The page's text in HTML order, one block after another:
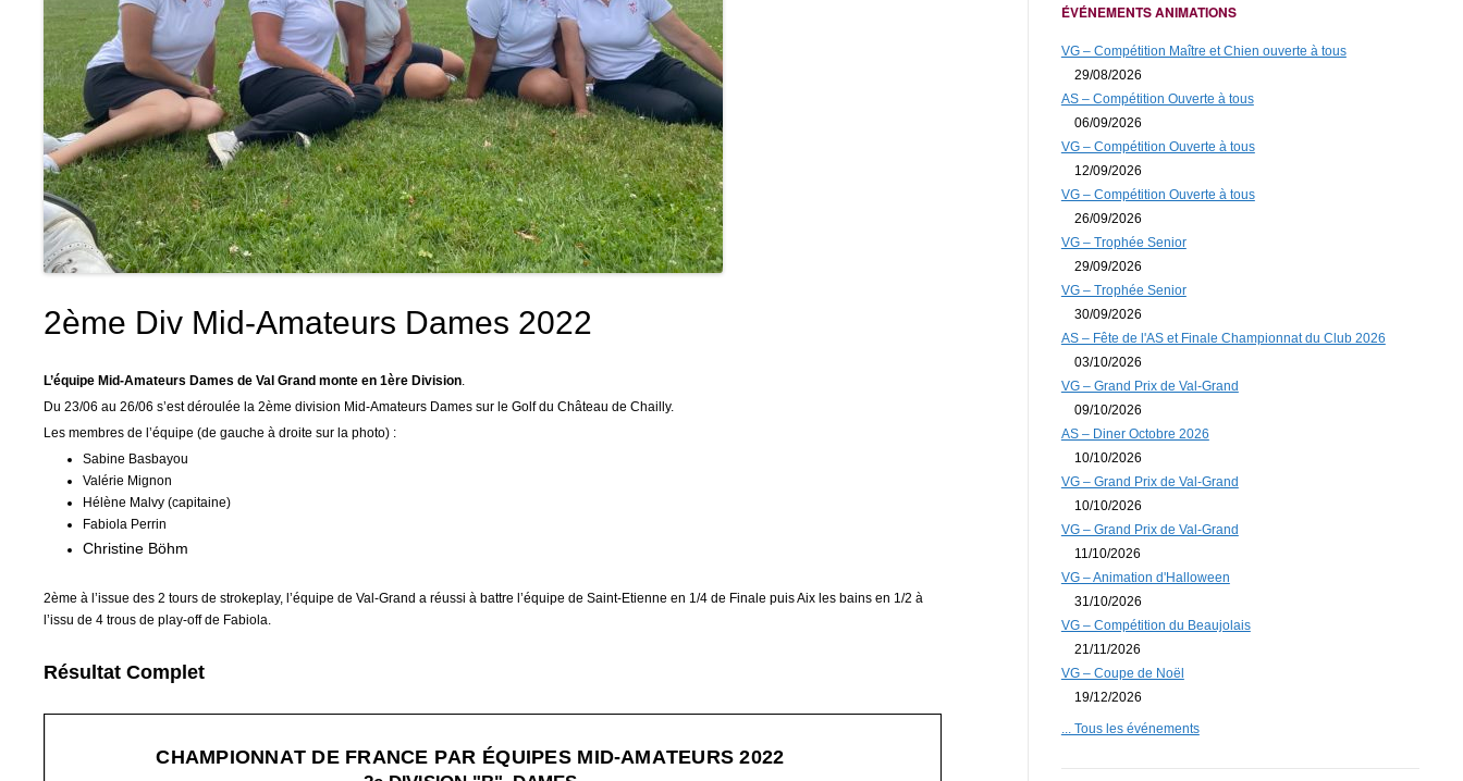
2ème Div Mid-Amateurs Dames 2022
L’équipe Mid-Amateurs Dames de Val Grand monte en 1ère Division.
Du 23/06 au 26/06 s’est déroulée la 2ème division Mid-Amateurs Dames sur le Golf du Château de Chailly.
Les membres de l’équipe (de gauche à droite sur la photo) :
Sabine Basbayou
Valérie Mignon
Hélène Malvy (capitaine)
Fabiola Perrin
Christine Böhm
2ème à l’issue des 2 tours de strokeplay, l’équipe de Val-Grand a réussi à battre l’équipe de Saint-Etienne en 1/4 de Finale puis Aix les bains en 1/2 à
l’issu de 4 trous de play-off de Fabiola.
Résultat Complet
ÉVÉNEMENTS ANIMATIONS
VG – Compétition Maître et Chien ouverte à tous
29/08/2026
AS – Compétition Ouverte à tous
06/09/2026
VG – Compétition Ouverte à tous
12/09/2026
VG – Compétition Ouverte à tous
26/09/2026
VG – Trophée Senior
29/09/2026
VG – Trophée Senior
30/09/2026
AS – Fête de l'AS et Finale Championnat du Club 2026
03/10/2026
VG – Grand Prix de Val-Grand
09/10/2026
AS – Diner Octobre 2026
10/10/2026
VG – Grand Prix de Val-Grand
10/10/2026
VG – Grand Prix de Val-Grand
11/10/2026
VG – Animation d'Halloween
31/10/2026
VG – Compétition du Beaujolais
21/11/2026
VG – Coupe de Noël
19/12/2026
... Tous les événements